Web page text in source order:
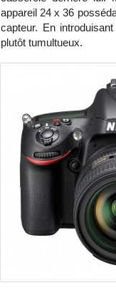
appareil 24 x 36
capteur. En
plutôt tumultueux.